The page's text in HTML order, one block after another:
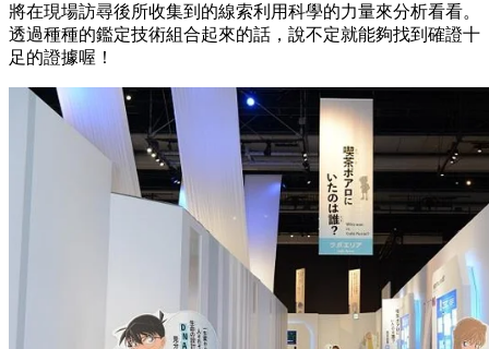
將在現場訪尋後所收集到的線索利用科學的力量來分析看看。
透過種種的鑑定技術組合起來的話，說不定就能夠找到確證十
足的證據喔！